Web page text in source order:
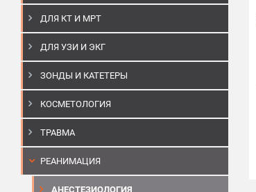
ДЛЯ КТ И МРТ
ДЛЯ УЗИ И ЭКГ
ЗОНДЫ И КАТЕТЕРЫ
КОСМЕТОЛОГИЯ
ТРАВМА
РЕАНИМАЦИЯ
АНЕСТЕЗИОЛОГИЯ